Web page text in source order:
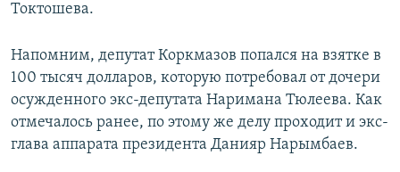
Токтошева.
Напомним, депутат Коркмазов попался на взятке в
100 тысяч долларов, которую потребовал от дочери
осужденного экс-депутата Наримана Тюлеева. Как
отмечалось ранее, по этому же делу проходит и экс-
глава аппарата президента Данияр Нарымбаев.